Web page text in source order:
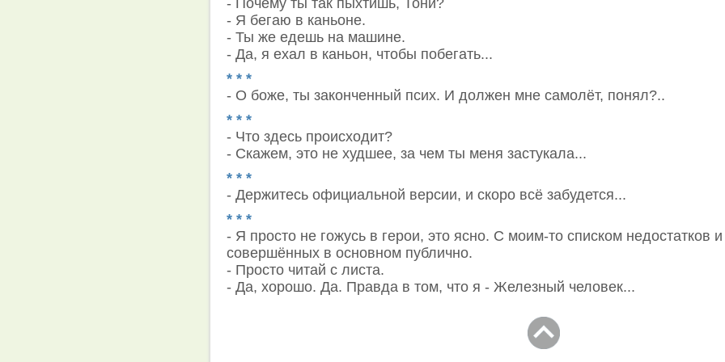
- Почему ты так пыхтишь, Тони?
- Я бегаю в каньоне.
- Ты же едешь на машине.
- Да, я ехал в каньон, чтобы побегать...
* * *
- О боже, ты законченный псих. И должен мне самолёт, понял?..
* * *
- Что здесь происходит?
- Скажем, это не худшее, за чем ты меня застукала...
* * *
- Держитесь официальной версии, и скоро всё забудется...
* * *
- Я просто не гожусь в герои, это ясно. С моим-то списком недостатков
совершённых в основном публично.
- Просто читай с листа.
- Да, хорошо. Да. Правда в том, что я - Железный человек...